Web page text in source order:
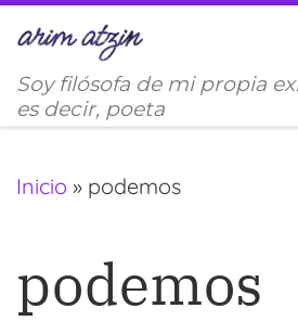
Saltar al contenido
Soy filósofa de mi propia
es decir, poeta
Inicio » podemos
podemos